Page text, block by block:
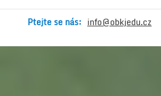
Ptejte se nás: info@obkjedu.cz